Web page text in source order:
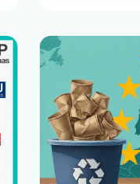
des
Range von 16
erfolgreich
„Produktinhalt
Die
international
Mikroplastik